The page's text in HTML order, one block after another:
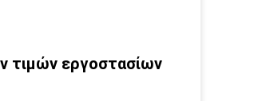
τιμών εργοστασίων